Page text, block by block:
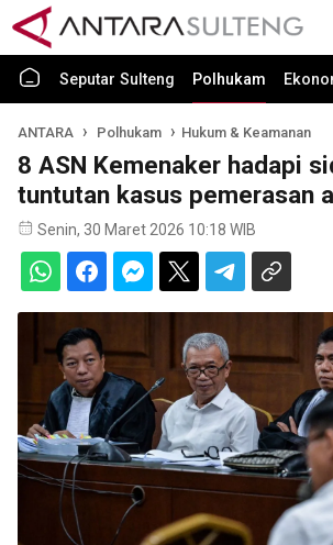
Seputar Sulteng Polhukam
ANTARA Polhukam Hukum & Keamanan
8 ASN Kemenaker hadapi
tuntutan kasus pemerasan
Senin, 30 Maret 2026 10:18 WIB